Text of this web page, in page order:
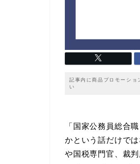
記事内に商品プロモーショ
い
「国家公務員総合
かという話だけで
や国税専門官、裁